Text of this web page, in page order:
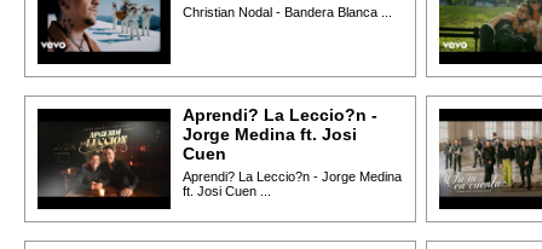
Christian Nodal - Bandera Blanca ...
Aprendi? La Leccio?n -
Jorge Medina ft. Josi
Cuen
Aprendi? La Leccio?n - Jorge Medina
ft. Josi Cuen ...